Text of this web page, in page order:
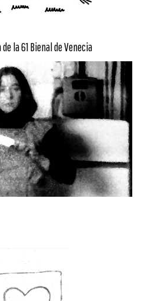
la 61 Bienal de Venecia